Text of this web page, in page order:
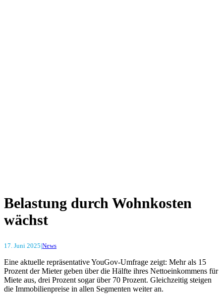
Belastung durch Wohnkosten
wächst
17. Juni 2025|News
Eine aktuelle repräsentative YouGov-Umfrage zeigt: Mehr als 15
Prozent der Mieter geben über die Hälfte ihres Nettoeinkommens für
Miete aus, drei Prozent sogar über 70 Prozent. Gleichzeitig steigen
die Immobilienpreise in allen Segmenten weiter an.